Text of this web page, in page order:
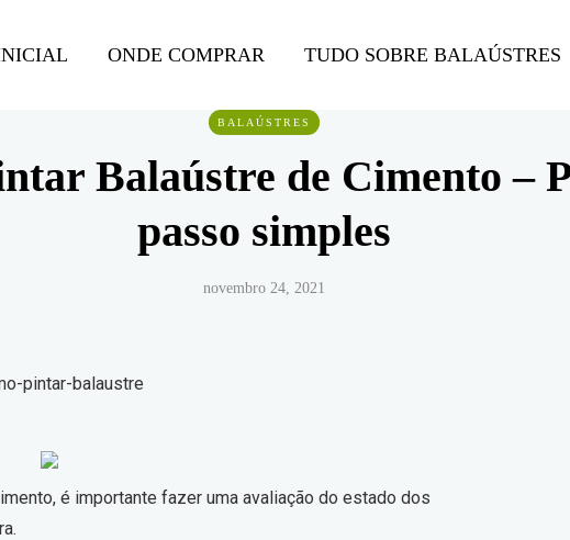
ONDE COMPRAR TUDO SOBRE BALAÚSTRES
BALAÚSTRES
Balaústre de Cimento –
passo simples
novembro 24, 2021
é importante fazer uma avaliação do estado dos